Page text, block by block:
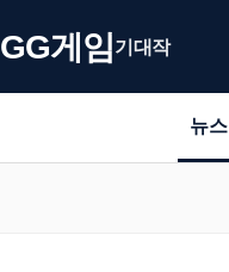
GG게임기대작
뉴스